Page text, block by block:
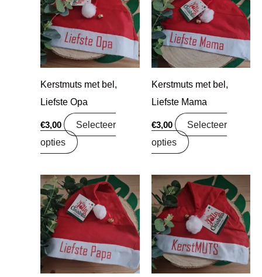
Kerstmuts met bel,
Liefste Opa
€3,00
Selecteer
opties
Kerstmuts met bel,
Liefste Mama
€3,00
Selecteer
opties